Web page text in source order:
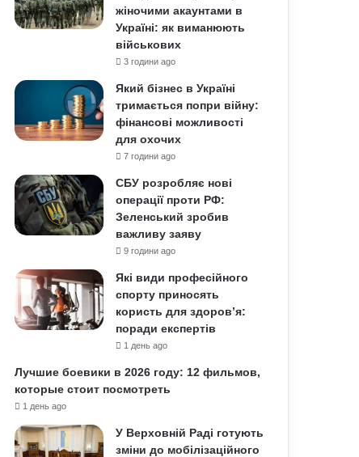
жіночими акаунтами в
Україні: як виманюють
військових
3 години ago
Який бізнес в Україні
тримається попри війну:
фінансові можливості
для охочих
7 години ago
СБУ розробляє нові
операції проти РФ:
Зеленський зробив
важливу заяву
9 години ago
Які види професійного
спорту приносять
користь для здоров’я:
поради експертів
1 день ago
Лучшие боевики в 2026 году: 12 фильмов,
которые стоит посмотреть
1 день ago
У Верховній Раді готують
зміни до мобілізаційного